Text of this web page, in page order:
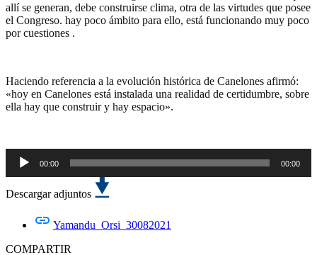
allí se generan, debe construirse clima, otra de las virtudes que posee
el Congreso. hay poco ámbito para ello, está funcionando muy poco
por cuestiones .
Haciendo referencia a la evolución histórica de Canelones afirmó:
«hoy en Canelones está instalada una realidad de certidumbre, sobre
ella hay que construir y hay espacio».
Reproductor
de
audio
00:00 00:00
Descargar adjuntos
Yamandu_Orsi_30082021
COMPARTIR